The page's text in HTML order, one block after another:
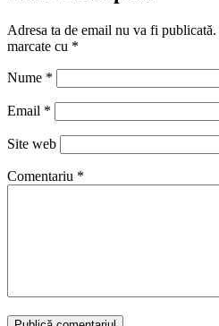
Adresa ta de email nu va fi publicată.
marcate cu *
Nume *
Email *
Site web
Comentariu *